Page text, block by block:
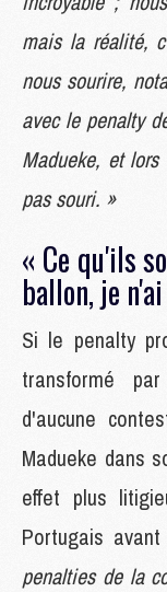
mais la réalité,
nous sourire,
avec le penalty
Madueke, et
pas souri. »
« Ce qu'ils
ballon, je
Si le penalty
transformé
d'aucune
Madueke dans
effet plus
Portugais
penalties de la